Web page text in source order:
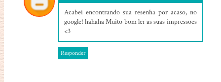
Acabei encontrando sua resenha por acaso, no
google! hahaha Muito bom ler as suas impressões
<3
Responder